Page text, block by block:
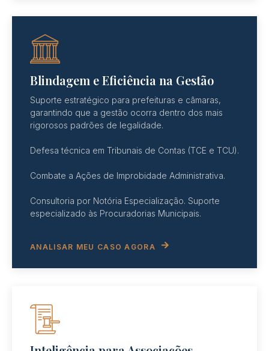
Blindagem e Eficiência na Gestão
Suporte estratégico para prefeituras e câmaras,
garantindo que a gestão ocorra dentro dos mais
rigorosos padrões de legalidade.
Defesa técnica em Tribunais de Contas (TCE e TCU).
Combate a Ações de Improbidade Administrativa.
Consultoria por Notória Especialização. Suporte
especializado às Procuradorias Municipais.
ANALISAR MEU CASO AGORA